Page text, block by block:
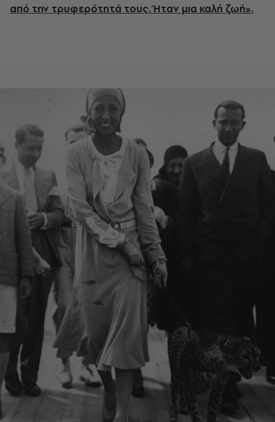
από την τρυφερότητά τους. Ήταν μια καλή ζωή».